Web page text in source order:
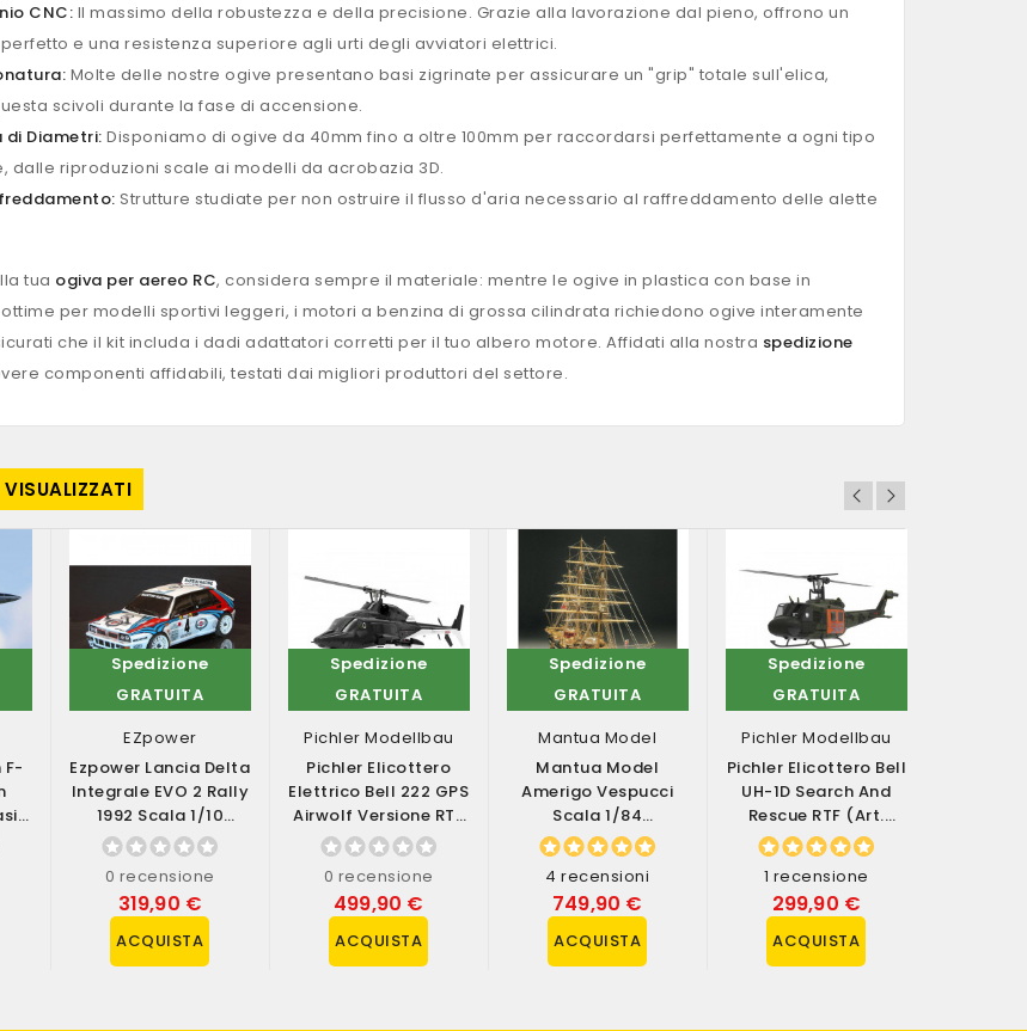
CNC: Il massimo della robustezza e della precisione. Grazie alla lavorazione dal pieno, offrono un
e una resistenza superiore agli urti degli avviatori elettrici.
Molte delle nostre ogive presentano basi zigrinate per assicurare un "grip" totale sull'elica,
scivoli durante la fase di accensione.
di Diametri: Disponiamo di ogive da 40mm fino a oltre 100mm per raccordarsi perfettamente a ogni tipo
dalle riproduzioni scale ai modelli da acrobazia 3D.
Strutture studiate per non ostruire il flusso d'aria necessario al raffreddamento delle alette
tua ogiva per aereo RC, considera sempre il materiale: mentre le ogive in plastica con base in
per modelli sportivi leggeri, i motori a benzina di grossa cilindrata richiedono ogive interamente
che il kit includa i dadi adattatori corretti per il tuo albero motore. Affidati alla nostra spedizione
componenti affidabili, testati dai migliori produttori del settore.
F-
Spedizione
GRATUITA
EZpower
Ezpower Lancia Delta
Integrale EVO 2 Rally
1992 Scala 1/10
Versione RTR (art....
0 recensione
319,90 €
ACQUISTA
Spedizione
GRATUITA
Pichler Modellbau
Pichler Elicottero
Elettrico Bell 222 GPS
Airwolf Versione RTF
(art. 16500)
0 recensione
499,90 €
ACQUISTA
Spedizione
GRATUITA
Mantua Model
Mantua Model
Amerigo Vespucci
Scala 1/84
Lunghezza 1250mm
Kit Di Montaggio...
4 recensioni
749,90 €
ACQUISTA
Spedizione
GRATUITA
Pichler Modellbau
Pichler Elicottero Bell
UH-1D Search And
Rescue RTF (art.
15650)
1 recensione
299,90 €
ACQUISTA